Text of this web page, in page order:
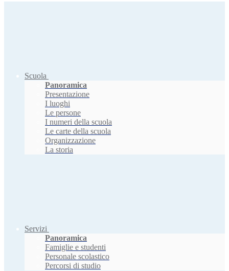
Scuola
Panoramica
Presentazione
I luoghi
Le persone
I numeri della scuola
Le carte della scuola
Organizzazione
La storia
Servizi
Panoramica
Famiglie e studenti
Personale scolastico
Percorsi di studio